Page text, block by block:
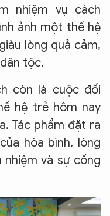
nhiệm vụ cách
ảnh một thế hệ
lòng quả cảm,
tộc.
còn là cuộc đối
hệ trẻ hôm nay
Tác phẩm đặt ra
hòa bình, lòng
và sự cống